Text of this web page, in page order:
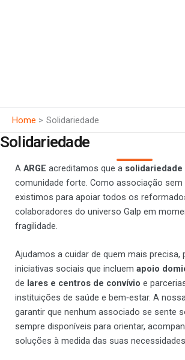
Home Solidariedade
Solidariedade
A ARGE acreditamos que a solidariedade
comunidade forte. Como associação sem
existimos para apoiar todos os
colaboradores do universo Galp em
fragilidade.
Ajudamos a cuidar de quem mais precisa,
iniciativas sociais que incluem apoio
de lares e centros de convívio e
instituições de saúde e bem‑estar. A
garantir que nenhum associado se sente
sempre disponíveis para orientar,
soluções à medida das suas